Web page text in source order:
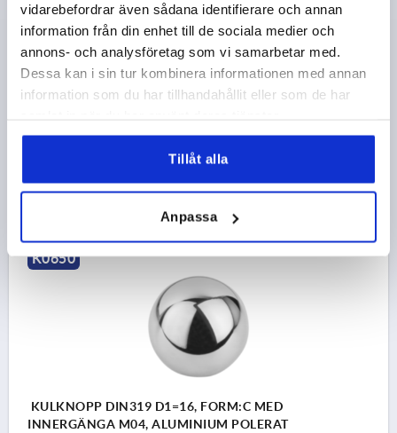
vidarebefordrar även sådana identifierare och annan
information från din enhet till de sociala medier och
annons- och analysföretag som vi samarbetar med.
Dessa kan i sin tur kombinera informationen med annan
information som du har tillhandahållit eller som de har
Tillåt alla
Anpassa
GÄNGA=M12
MATERIAL GRUNDKROPP=ROSTFRITT STÅL
YTTERDIAMETER=50
GÄNGDJUP=21
FORM=C
FORM-TYP=MED INNERGÄNGA
STÅLNYCKEL=1.4301
Beställningsnummer:K0650.150124
300,41 kr
exkl. moms
DETALJER
K0650
KULKNOPP DIN319 D1=16, FORM:C MED
INNERGÄNGA M04, ALUMINIUM POLERAT